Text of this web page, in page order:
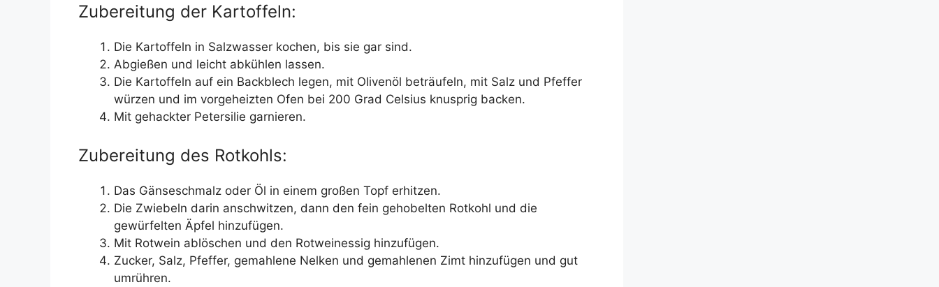
Zubereitung der Kartoffeln:
Die Kartoffeln in Salzwasser kochen, bis sie gar sind.
Abgießen und leicht abkühlen lassen.
Die Kartoffeln auf ein Backblech legen, mit Olivenöl beträufeln, mit Salz und Pfeffer
würzen und im vorgeheizten Ofen bei 200 Grad Celsius knusprig backen.
Mit gehackter Petersilie garnieren.
Zubereitung des Rotkohls:
Das Gänseschmalz oder Öl in einem großen Topf erhitzen.
Die Zwiebeln darin anschwitzen, dann den fein gehobelten Rotkohl und die
gewürfelten Äpfel hinzufügen.
Mit Rotwein ablöschen und den Rotweinessig hinzufügen.
Zucker, Salz, Pfeffer, gemahlene Nelken und gemahlenen Zimt hinzufügen und gut
umrühren.